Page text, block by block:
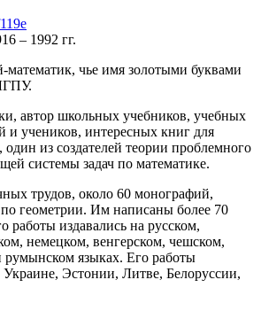
– 1992 гг.
чье имя золотыми буквами
автор школьных учебников, учебных
и учеников, интересных книг для
один из создателей теории проблемного
системы задач по математике.
трудов, около 60 монографий,
геометрии. Им написаны более 70
работы издавались на русском,
немецком, венгерском, чешском,
румынском языках. Его работы
Украине, Эстонии, Литве, Белоруссии,